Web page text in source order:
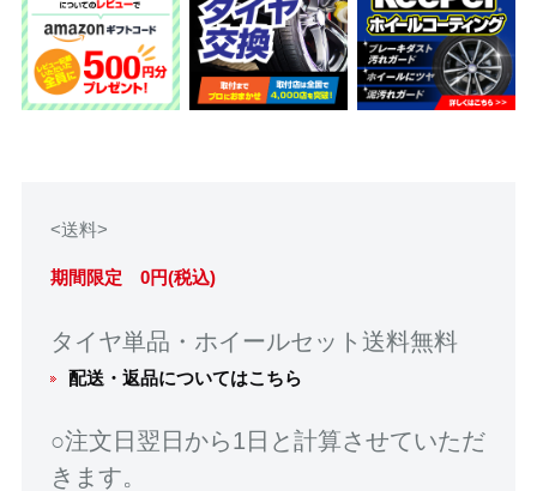
<送料>
期間限定 0円(税込)
タイヤ単品・ホイールセット送料無料
配送・返品についてはこちら
○注文日翌日から1日と計算させていただ
きます。